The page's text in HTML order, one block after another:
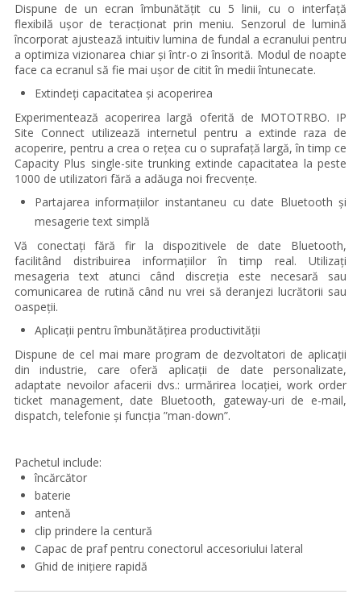
Dispune de un ecran îmbunătățit cu 5 linii, cu o interfață
flexibilă ușor de teracționat prin meniu. Senzorul de lumină
încorporat ajustează intuitiv lumina de fundal a ecranului pentru
a optimiza vizionarea chiar și într-o zi însorită. Modul de noapte
face ca ecranul să fie mai ușor de citit în medii întunecate.
Extindeți capacitatea și acoperirea
Experimentează acoperirea largă oferită de MOTOTRBO. IP
Site Connect utilizează internetul pentru a extinde raza de
acoperire, pentru a crea o rețea cu o suprafață largă, în timp ce
Capacity Plus single-site trunkingextinde capacitatea la peste
1000 de utilizatori fără a adăuga noi frecvențe.
Partajarea informațiilor instantaneu cu date Bluetooth și
mesagerie text simplă
Vă conectați fără fir la dispozitivele de date Bluetooth,
facilitând distribuirea informațiilor în timp real. Utilizați
mesageria text atunci când discreția este necesară sau
comunicarea de rutină când nu vrei să deranjezi lucrătorii sau
oaspeții.
Aplicații pentru îmbunătățirea productivității
Dispune de cel mai mare program de dezvoltatori de aplicații
din industrie, care oferă aplicații de date personalizate,
adaptate nevoilor afacerii dvs.: urmărirea locației,work order
ticket management, date Bluetooth, gateway-uri de e-mail,
dispatch, telefonie și funcția ”man-down”.
Pachetul include:
încărcător
baterie
antenă
clip prindere la centură
Capac de praf pentru conectorul accesoriului lateral
Ghid de inițiere rapidă